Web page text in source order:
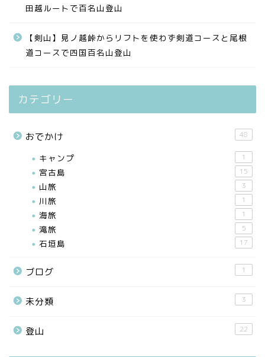
田越ルートで百名山登山
【剣山】見ノ越峠からリフトを使わず剣道コースと尾根
道コースで四国百名山登山
カテゴリー
おでかけ 48
キャンプ 1
宮古島 15
山旅 3
川旅 1
海旅 1
滝旅 5
石垣島 17
ブログ 1
未分類 3
登山 22